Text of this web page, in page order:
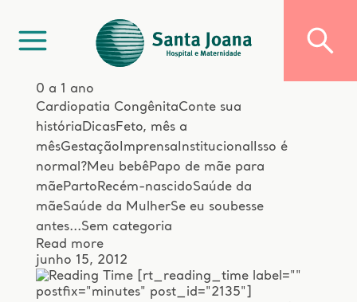
0 a 1 ano
Cardiopatia CongênitaConte sua
história DicasFeto, mês a
mêsGestação Imprensa Institucional
Isso é
normal?Meu bebêPapo de mãe para
mãeParto Recém-nascidoSaúde da
mãeSaúde da MulherSe eu soubesse
antes...Sem categoria
Read more
junho 15, 2012
[rt_reading_time label=""
postfix="minutes" post_id="2135"]